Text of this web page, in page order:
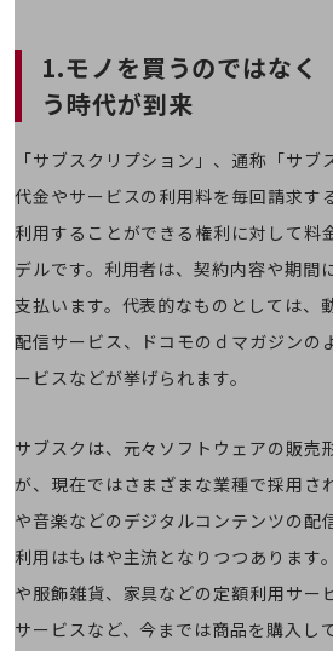
セキュリティ対策
遠隔監視
顧客体験（CX）改善
自動化・省電化
業種・業態で探すTOP
自治体
医療・介護
観光
1.モノを買うのではなく
う時代が到来
「サブスクリプション」、通称「サブ
代金やサービスの利用料を毎回請求す
利用することができる権利に対して料
デルです。利用者は、契約内容や期間
支払います。代表的なものとしては、
配信サービス、ドコモのｄマガジンの
ービスなどが挙げられます。
サブスクは、元々ソフトウェアの販売
が、現在ではさまざまな業種で採用さ
や音楽などのデジタルコンテンツの配
利用はもはや主流となりつつあります
や服飾雑貨、家具などの定額利用サー
サービスなど、今までは商品を購入し